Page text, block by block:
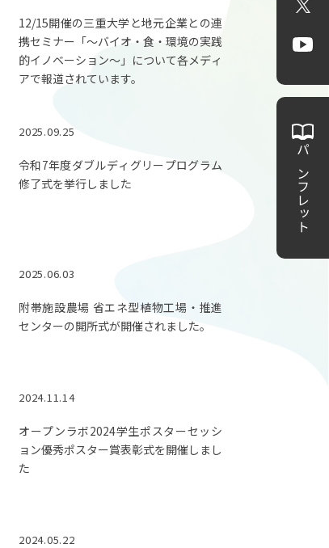
12/15開催の三重大学と地元企業との連
携セミナー「～バイオ・食・環境の実践
的イノベーション～」について各メディ
アで報道されています。
2025.09.25
令和7年度ダブルディグリープログラム
修了式を挙行しました
2025.06.03
附帯施設農場 省エネ型植物工場・推進
センターの開所式が開催されました。
2024.11.14
オープンラボ2024学生ポスターセッシ
ョン優秀ポスター賞表彰式を開催しまし
た
2024.05.22
X
パンフレット